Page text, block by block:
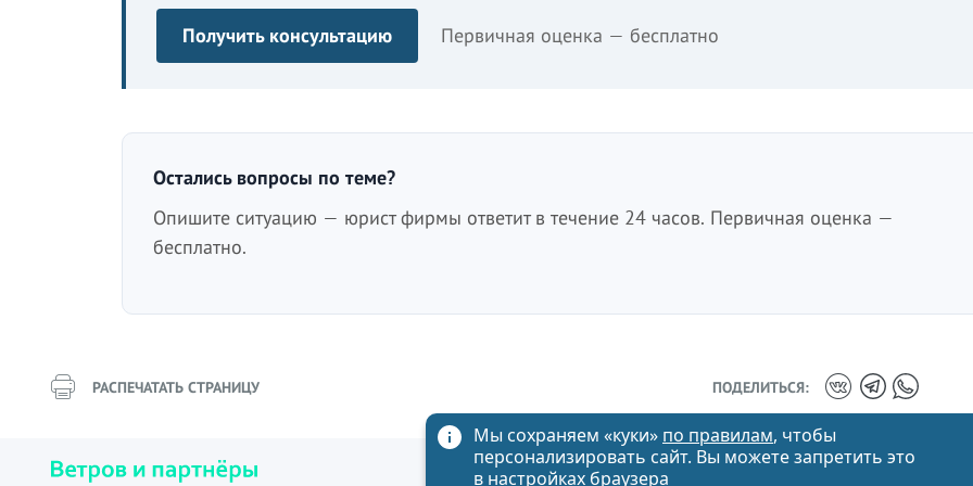
Получить консультацию Первичная оценка — бесплатно
Остались вопросы по теме?
Опишите ситуацию — юрист фирмы ответит в течение 24 часов. Первичная оценка —
бесплатно.
РАСПЕЧАТАТЬ СТРАНИЦУ ПОДЕЛИТЬСЯ:
Мы сохраняем «куки» по правилам, чтобы
персонализировать сайт. Вы можете запретить это
в настройках браузера